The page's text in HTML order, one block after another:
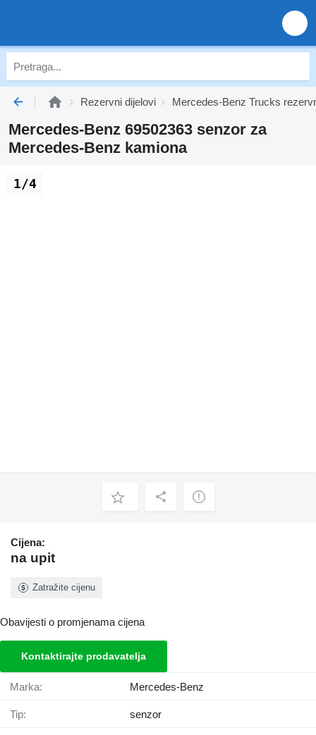
Rezervni dijelovi Mercedes-Benz Trucks
Mercedes-Benz 69502363 senzor za
Mercedes-Benz kamiona
1/4
Cijena:
na upit
Zatražite cijenu
Obavijesti o promjenama cijena
Kontaktirajte prodavatelja
Marka: Mercedes-Benz
Tip: senzor